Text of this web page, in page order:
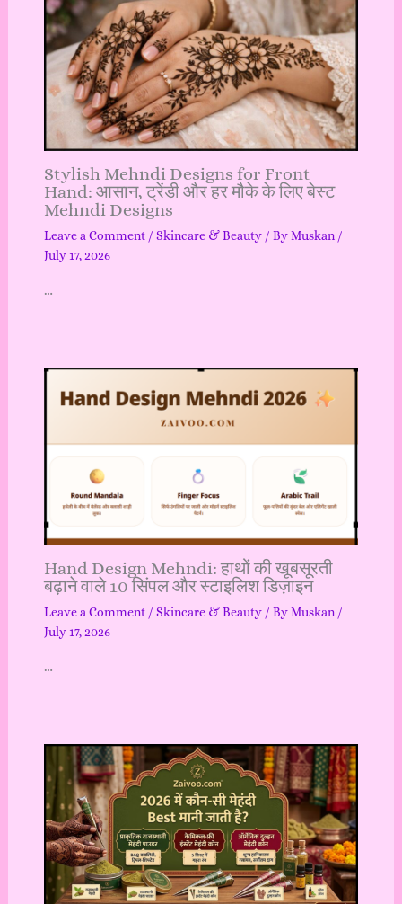
Stylish Mehndi Designs for Front
Hand: आसान, ट्रेंडी और हर मौके के लिए बेस्ट
Mehndi Designs
Leave a Comment / Skincare & Beauty/ ByMuskan /
July 17, 2026
…
Hand Design Mehndi: हाथों की खूबसूरती
बढ़ाने वाले 10 सिंपल और स्टाइलिश डिज़ाइन
Leave a Comment / Skincare & Beauty/ ByMuskan /
July 17, 2026
…